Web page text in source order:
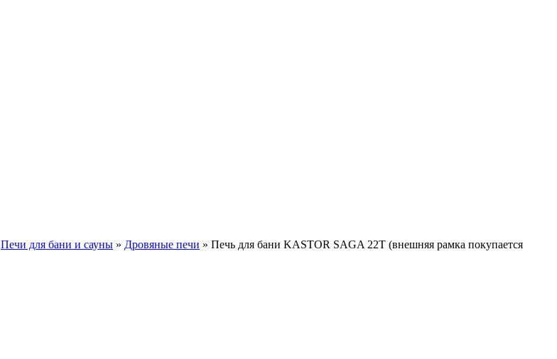
Печи для бани и cауны » Дровяные печи » Печь для бани KASTOR SAGA 22T (внешняя рамка покупается